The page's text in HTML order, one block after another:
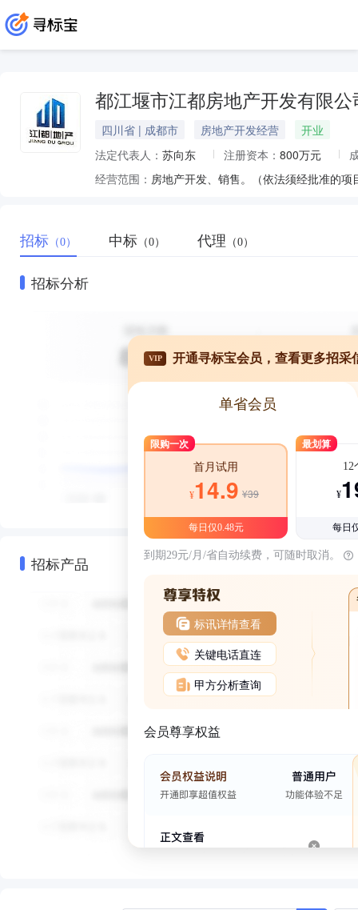
都江堰市江都房地产开发有限公
四川省 | 成都市 房地产开发经营
开业
法定代表人： 苏向东 注册资本： 800万元
经营范围： 房地产开发、销售。（依法须经批准的
招标 （0） 中标 （0） 代理 （0）
招标分析
招标产品
VIP 开通寻标宝会员，查看更多招采
单省会员
限购一次
首月试用
¥14.9 ¥39
每日仅0.48元
最划算
12
¥
每日
到期29元/月/省自动续费，可随时取消。
标讯详情查看
关键电话直连
甲方分析查询
会员尊享权益